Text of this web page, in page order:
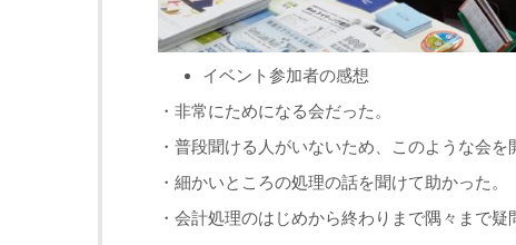
イベント参加者の感想
・非常にためになる会だった。
・普段聞ける人がいないため、このような会を
・細かいところの処理の話を聞けて助かった。
・会計処理のはじめから終わりまで隅々まで疑